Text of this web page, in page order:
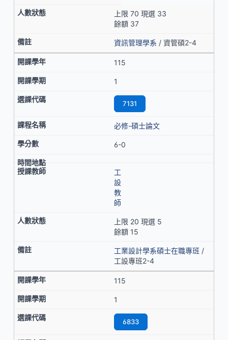
上限 70 現選 33
餘額 37
資訊管理學系 / 資管碩2-4
115
1
7131
必修-碩士論文
6-0
工
設
教
師
上限 20 現選 5
餘額 15
工業設計學系碩士在職專班 /
工設專班2-4
115
1
6833